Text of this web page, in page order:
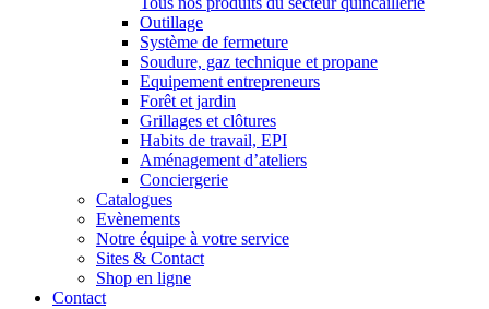
Outillage
Système de fermeture
Soudure, gaz technique et propane
Equipement entrepreneurs
Forêt et jardin
Grillages et clôtures
Habits de travail, EPI
Aménagement d’ateliers
Conciergerie
Catalogues
Evènements
Notre équipe à votre service
Sites & Contact
Shop en ligne
Contact